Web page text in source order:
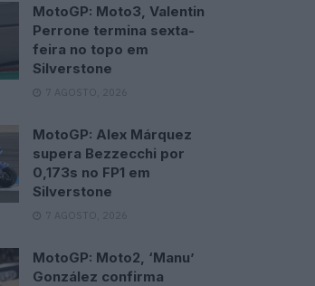
MotoGP: Moto3, Valentin
Perrone termina sexta-
feira no topo em
Silverstone
7 AGOSTO, 2026
MotoGP: Alex Márquez
supera Bezzecchi por
0,173s no FP1 em
Silverstone
7 AGOSTO, 2026
MotoGP: Moto2, ‘Manu’
González confirma